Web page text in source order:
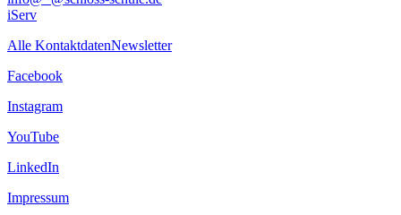
iServ
Alle KontaktdatenNewsletter
Facebook
Instagram
YouTube
LinkedIn
Impressum